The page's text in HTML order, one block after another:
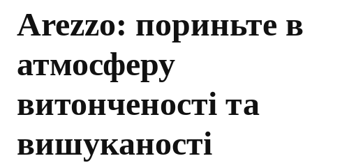
Arezzo: пориньте в
атмосферу
витонченості та
вишуканості